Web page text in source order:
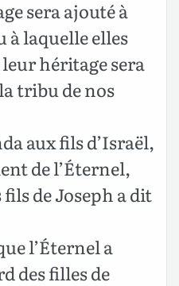
sera ajouté à
à laquelle elles
héritage sera
tribu de nos
aux fils d’Israël,
de l’Éternel,
de Joseph a dit
l’Éternel a
des filles de